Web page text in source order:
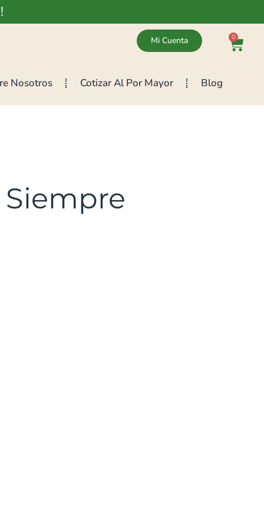
Mi Cuenta 0
Nosotros Cotizar Al Por Mayor Blog
Siempre